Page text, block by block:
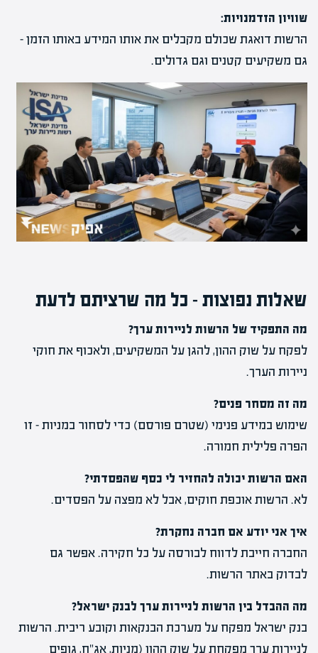
שוויון הזדמנויות:
הרשות דואגת שכולם מקבלים את אותו המידע באותו הזמן –
גם משקיעים קטנים וגם גדולים.
שאלות נפוצות – כל מה שרציתם לדעת
מה התפקיד של הרשות לניירות ערך?
לפקח על שוק ההון, להגן על המשקיעים, ולאכוף את חוקי
ניירות הערך.
מה זה מסחר פנים?
שימוש במידע פנימי (שטרם פורסם) כדי לסחור במניות – זו
הפרה פלילית חמורה.
האם הרשות יכולה להחזיר לי כסף שהפסדתי?
לא. הרשות אוכפת חוקים, אבל לא מפצה על הפסדים.
איך אני יודע אם חברה נחקרת?
החברה חייבת לדווח לבורסה על כל חקירה. אפשר גם
לבדוק באתר הרשות.
מה ההבדל בין הרשות לניירות ערך לבנק ישראל?
בנק ישראל מפקח על מערכת הבנקאות וקובע ריבית. הרשות
לניירות ערך מפקחת על שוק ההון (מניות, אג"ח, גופים